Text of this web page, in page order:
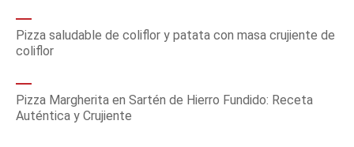
Pizza saludable de coliflor y patata con masa crujiente de
coliflor
Pizza Margherita en Sartén de Hierro Fundido: Receta
Auténtica y Crujiente